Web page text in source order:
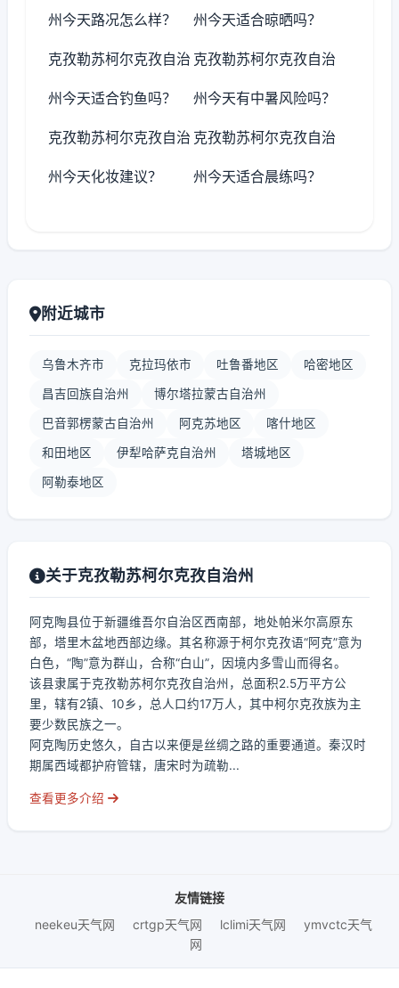
州今天路况怎么样？ 州今天适合晾晒吗？
克孜勒苏柯尔克孜自治
州今天适合钓鱼吗？
克孜勒苏柯尔克孜自治
州今天有中暑风险吗？
克孜勒苏柯尔克孜自治
州今天化妆建议？
克孜勒苏柯尔克孜自治
州今天适合晨练吗？
附近城市
乌鲁木齐市 克拉玛依市 吐鲁番地区 哈密地区
昌吉回族自治州 博尔塔拉蒙古自治州
巴音郭楞蒙古自治州 阿克苏地区 喀什地区
和田地区 伊犁哈萨克自治州 塔城地区
阿勒泰地区
关于克孜勒苏柯尔克孜自治州
阿克陶县位于新疆维吾尔自治区西南部，地处帕米尔高原东
部，塔里木盆地西部边缘。其名称源于柯尔克孜语“阿克”意为
白色，“陶”意为群山，合称“白山”，因境内多雪山而得名。
该县隶属于克孜勒苏柯尔克孜自治州，总面积2.5万平方公
里，辖有2镇、10乡，总人口约17万人，其中柯尔克孜族为主
要少数民族之一。
阿克陶历史悠久，自古以来便是丝绸之路的重要通道。秦汉时
期属西域都护府管辖，唐宋时为疏勒...
查看更多介绍
友情链接
neekeu天气网
crtgp天气网 lclimi天气网
ymvctc天气
网